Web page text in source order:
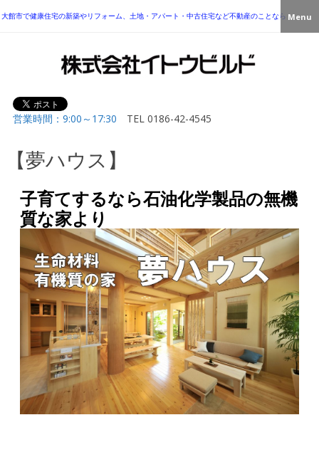
大館市で健康住宅の新築やリフォーム、土地・アパート・中古住宅など不動産のことなら
営業時間：9:00～17:30 TEL 0186-42-4545
Menu
【夢ハウス】
子育てするなら石油化学製品の無機
質な家より